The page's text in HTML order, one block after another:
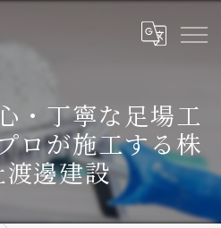
・丁寧な足場工
ロが施工する株
邊建設